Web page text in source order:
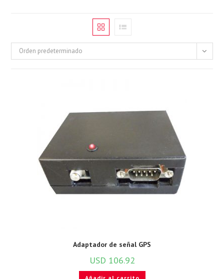
Orden predeterminado
Adaptador de señal GPS
USD 106.92